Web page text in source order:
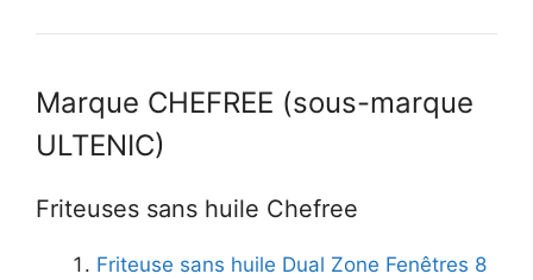
Marque CHEFREE (sous-marque
ULTENIC)
Friteuses sans huile Chefree
Friteuse sans huile Dual Zone Fenêtres 8